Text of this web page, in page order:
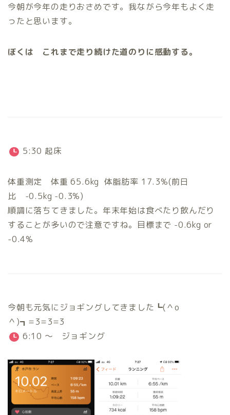
今朝が今年の走りおさめです。我ながら今年もよく走
ったと思います。
ぼくは これまで走り続けた道のりに感動する。
5:30 起床
体重測定 体重 65.6kg 体脂肪率 17.3%(前日
比 -0.5kg -0.3%)
順調に落ちてきました。年末年始は食べたり飲んだり
することが多いので注意ですね。目標まで -0.6kg or
-0.4%
今朝も元気にジョギングしてきました┗(＾o
＾)┓=3=3=3
6:10 ～ ジョギング